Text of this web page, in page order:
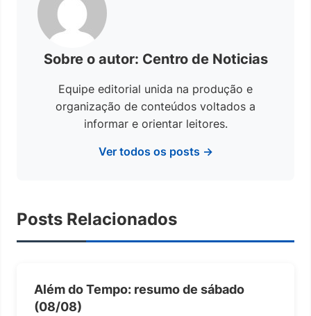
Sobre o autor: Centro de Noticias
Equipe editorial unida na produção e
organização de conteúdos voltados a
informar e orientar leitores.
Ver todos os posts →
Posts Relacionados
Além do Tempo: resumo de sábado
(08/08)